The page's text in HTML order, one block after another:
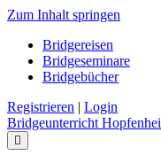
Zum Inhalt springen
Bridgereisen
Bridgeseminare
Bridgebücher
Registrieren | Login
Bridgeunterricht